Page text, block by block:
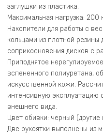
заглушки из пластика.
Максимальная нагрузка: 200
Накопители для работы с
кольцами из плотной резины
соприкосновения дисков с
Приподнятое
вспененного полиуретана,
искусственной кожи.
интенсивную эксплуатацию
внешнего вида.
Цвет обивки: черный
Две рукоятки выполнены из